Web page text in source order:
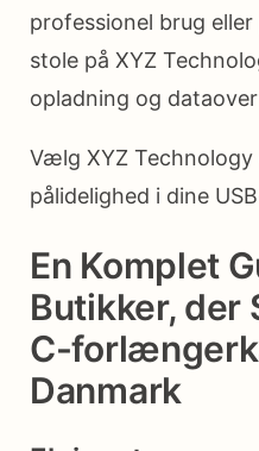
professionel brug
stole på XYZ
opladning og
Vælg XYZ
pålidelighed i dine
En Komplet
Butikker, der
C-
Danmark